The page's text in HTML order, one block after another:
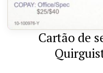
Cartão de